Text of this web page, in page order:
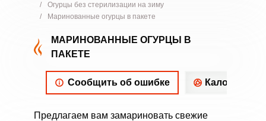
/
Огурцы без стерилизации на зиму
/
Маринованные огурцы в пакете
МАРИНОВАННЫЕ ОГУРЦЫ В
ПАКЕТЕ
Сообщить об ошибке
Предлагаем вам замариновать свежие